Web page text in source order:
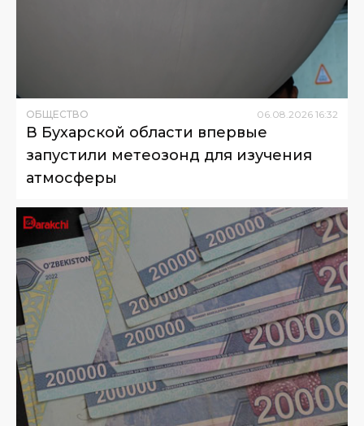
ОБЩЕСТВО 06.08.2026 16:32
В Бухарской области впервые
запустили метеозонд для изучения
атмосферы